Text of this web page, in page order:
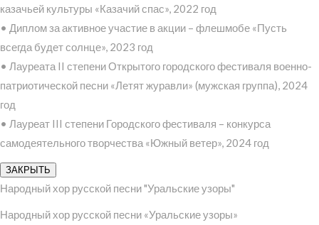
казачьей культуры «Казачий спас», 2022 год
• Диплом за активное участие в акции – флешмобе «Пусть
всегда будет солнце», 2023 год
• Лауреата II степени Открытого городского фестиваля военно-
патриотической песни «Летят журавли» (мужская группа), 2024
год
• Лауреат III степени Городского фестиваля – конкурса
самодеятельного творчества «Южный ветер», 2024 год
ЗАКРЫТЬ
Народный хор русской песни "Уральские узоры"
Народный хор русской песни «Уральские узоры»